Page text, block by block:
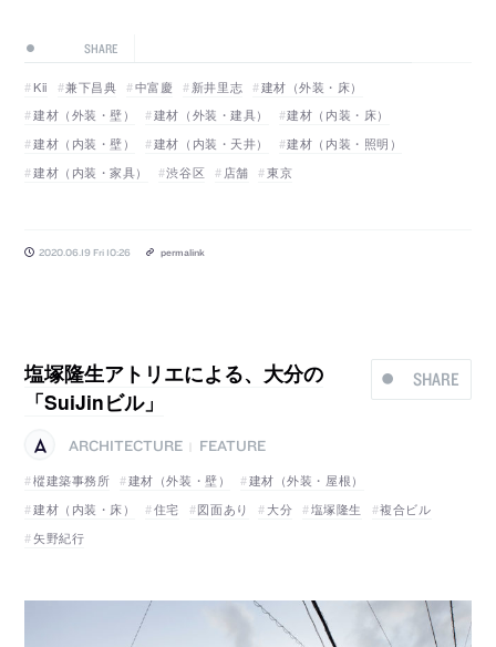
SHARE
Kii 兼下昌典 中富慶 新井里志
建材（外装・床）
建材（外装・壁）
建材（外装・建具）
建材（内装・床）
建材（内装・壁）
建材（内装・天井）
建材（内装・照明）
建材（内装・家具）
渋谷区 店舗 東京
2020.06.19 Fri 10:26 permalink
SHARE
塩塚隆生アトリエによる、大分の
「SuiJinビル」
ARCHITECTURE
FEATURE
樅建築事務所
建材（外装・壁）
建材（外装・屋根）
建材（内装・床）
住宅 図面あり 大分 塩塚隆生
複合ビル
矢野紀行